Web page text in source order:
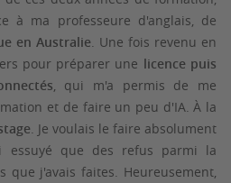
à ma professeure d'anglais, de
en Australie. Une fois revenu en
pour préparer une licence puis
, qui m'a permis de me
et de faire un peu d'IA. À la
. Je voulais le faire absolument
essuyé que des refus parmi la
que j'avais faites. Heureusement,